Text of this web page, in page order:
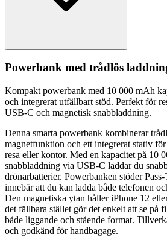
Powerbank med trådlös
Kompakt powerbank med 10 000 mAh ka
och integrerat utfällbart stöd. Perfekt för
USB-C och magnetisk snabbladdning.
Denna smarta powerbank kombinerar
magnetfunktion och ett integrerat stativ
resa eller kontor. Med en kapacitet på 10
snabbladdning via USB-C laddar du
drönarbatterier. Powerbanken stöderPa
innebär att du kan ladda både telefonen
Den magnetiska ytan håller iPhone 12
det fällbara stället gör det enkelt att se på
både liggande och stående format.
och godkänd för handbagage.